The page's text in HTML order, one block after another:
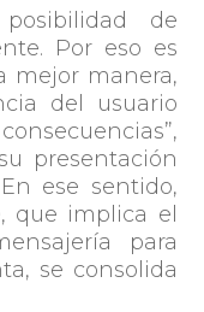
de
Por eso es
mejor manera,
del usuario
presentación
ese sentido,
que implica el
para
se consolida